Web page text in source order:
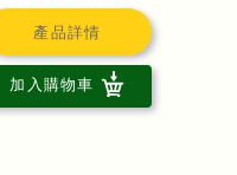
產品詳情
加入購物車